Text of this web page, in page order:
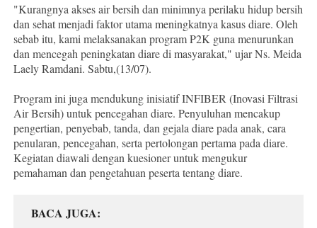
"Kurangnya akses air bersih dan minimnya perilaku hidup bersih
dan sehat menjadi faktor utama meningkatnya kasus diare. Oleh
sebab itu, kami melaksanakan program P2K guna menurunkan
dan mencegah peningkatan diare di masyarakat," ujar Ns. Meida
Laely Ramdani. Sabtu,(13/07).
Program ini juga mendukung inisiatif INFIBER (Inovasi Filtrasi
Air Bersih) untuk pencegahan diare. Penyuluhan mencakup
pengertian, penyebab, tanda, dan gejala diare pada anak, cara
penularan, pencegahan, serta pertolongan pertama pada diare.
Kegiatan diawali dengan kuesioner untuk mengukur
pemahaman dan pengetahuan peserta tentang diare.
BACA JUGA